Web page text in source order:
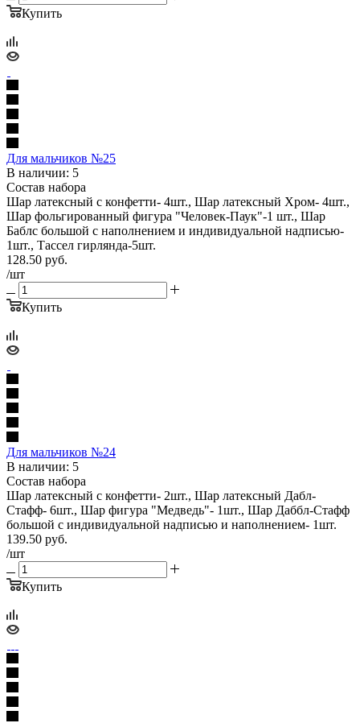
Купить
Для мальчиков №25
В наличии: 5
Состав набора
Шар латексный с конфетти- 4шт., Шар латексный Хром- 4шт.,
Шар фольгированный фигура "Человек-Паук"-1 шт., Шар
Баблс большой с наполнением и индивидуальной надписью-
1шт., Тассел гирлянда-5шт.
128.50 руб.
/шт
Купить
Для мальчиков №24
В наличии: 5
Состав набора
Шар латексный с конфетти- 2шт., Шар латексный Дабл-
Стафф- 6шт., Шар фигура "Медведь"- 1шт., Шар Даббл-Стафф
большой с индивидуальной надписью и наполнением- 1шт.
139.50 руб.
/шт
Купить